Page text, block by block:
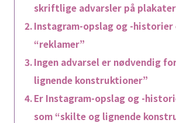
skriftlige advarsler på
Instagram-opslag og -historier
“reklamer”
Ingen advarsel er nødvendig
lignende konstruktioner”
Er Instagram-opslag og -
som “skilte og lignende